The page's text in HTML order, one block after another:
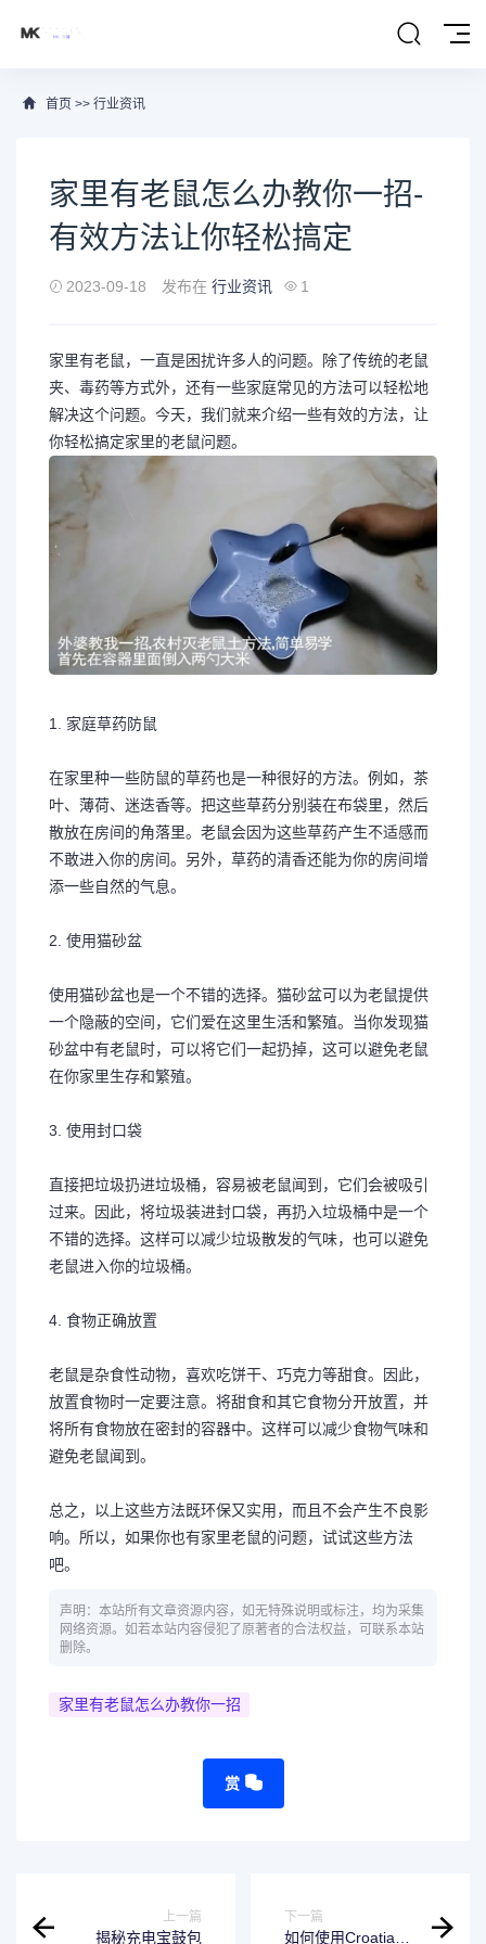
首页 >> 行业资讯
家里有老鼠怎么办教你一招-
有效方法让你轻松搞定
2023-09-18 发布在 行业资讯 1
家里有老鼠，一直是困扰许多人的问题。除了传统的老鼠
夹、毒药等方式外，还有一些家庭常见的方法可以轻松地
解决这个问题。今天，我们就来介绍一些有效的方法，让
你轻松搞定家里的老鼠问题。
1. 家庭草药防鼠
在家里种一些防鼠的草药也是一种很好的方法。例如，茶
叶、薄荷、迷迭香等。把这些草药分别装在布袋里，然后
散放在房间的角落里。老鼠会因为这些草药产生不适感而
不敢进入你的房间。另外，草药的清香还能为你的房间增
添一些自然的气息。
2. 使用猫砂盆
使用猫砂盆也是一个不错的选择。猫砂盆可以为老鼠提供
一个隐蔽的空间，它们爱在这里生活和繁殖。当你发现猫
砂盆中有老鼠时，可以将它们一起扔掉，这可以避免老鼠
在你家里生存和繁殖。
3. 使用封口袋
直接把垃圾扔进垃圾桶，容易被老鼠闻到，它们会被吸引
过来。因此，将垃圾装进封口袋，再扔入垃圾桶中是一个
不错的选择。这样可以减少垃圾散发的气味，也可以避免
老鼠进入你的垃圾桶。
4. 食物正确放置
老鼠是杂食性动物，喜欢吃饼干、巧克力等甜食。因此，
放置食物时一定要注意。将甜食和其它食物分开放置，并
将所有食物放在密封的容器中。这样可以减少食物气味和
避免老鼠闻到。
总之，以上这些方法既环保又实用，而且不会产生不良影
响。所以，如果你也有家里老鼠的问题，试试这些方法
吧。
声明：本站所有文章资源内容，如无特殊说明或标注，均为采集
网络资源。如若本站内容侵犯了原著者的合法权益，可联系本站
删除。
家里有老鼠怎么办教你一招
赏
上一篇
揭秘充电宝鼓包
下一篇
如何使用Croatia